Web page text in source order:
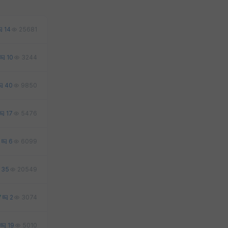
14 25681
10 3244
40 9850
17 5476
6 6099
35 20549
2 3074
19 5010